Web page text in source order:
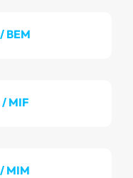
BEM
MIF
MIM